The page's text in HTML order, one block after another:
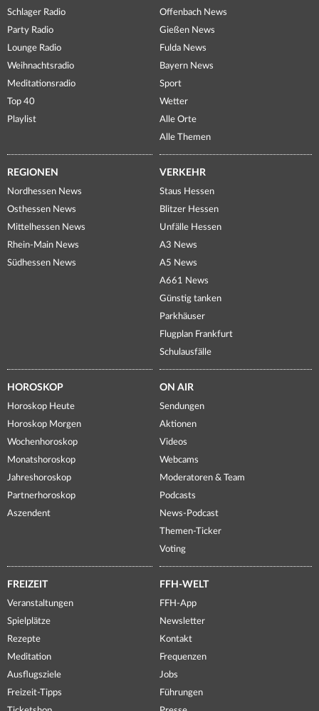
Schlager Radio
Party Radio
Lounge Radio
Weihnachtsradio
Meditationsradio
Top 40
Playlist
Offenbach News
Gießen News
Fulda News
Bayern News
Sport
Wetter
Alle Orte
Alle Themen
REGIONEN
Nordhessen News
Osthessen News
Mittelhessen News
Rhein-Main News
Südhessen News
VERKEHR
Staus Hessen
Blitzer Hessen
Unfälle Hessen
A3 News
A5 News
A661 News
Günstig tanken
Parkhäuser
Flugplan Frankfurt
Schulausfälle
HOROSKOP
Horoskop Heute
Horoskop Morgen
Wochenhoroskop
Monatshoroskop
Jahreshoroskop
Partnerhoroskop
Aszendent
ON AIR
Sendungen
Aktionen
Videos
Webcams
Moderatoren & Team
Podcasts
News-Podcast
Themen-Ticker
Voting
FREIZEIT
Veranstaltungen
Spielplätze
Rezepte
Meditation
Ausflugsziele
Freizeit-Tipps
FFH-WELT
FFH-App
Newsletter
Kontakt
Frequenzen
Jobs
Führungen